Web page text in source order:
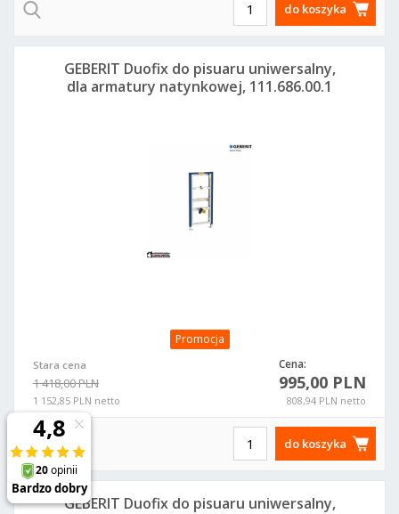
do koszyka
Promocja
Stara cena
1 418,00 PLN
1 152,85 PLN netto
Cena:
995,00 PLN
808,94 PLN netto
GEBERIT Duofix do pisuaru uniwersalny,
dla armatury natynkowej, 111.686.00.1
do koszyka
GEBERIT Duofix do pisuaru uniwersalny,